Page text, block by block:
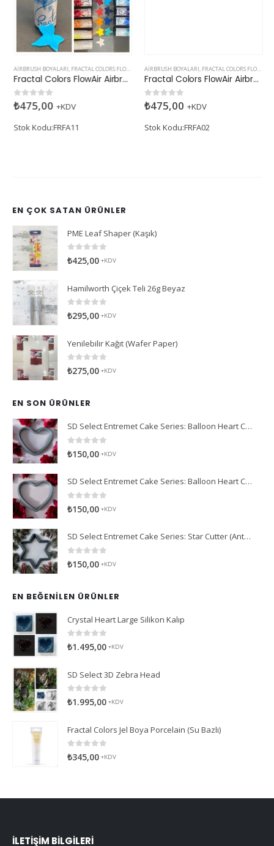
AIRBRUSH BOYALARI, FRACTAL COLORS FLOWAIR SERISI
Fractal Colors FlowAir Airbrush Boyası Sky Blue
05 üzerinden
₺475,00 +KDV
Stok Kodu:FRFA11
AIRBRUSH BOYALARI, FRACTAL COLORS FLOWAIR SERISI
Fractal Colors FlowAir Airbrush Boyası Lemon Yellow
05 üzerinden
₺475,00 +KDV
Stok Kodu:FRFA02
EN ÇOK SATAN ÜRÜNLER
PME Leaf Shaper (Kaşık)
0 5 üzerinden
₺425,00 +KDV
Hamilworth Çiçek Teli 26g Beyaz
0 5 üzerinden
₺295,00 +KDV
Yenilebilir Kağıt (Wafer Paper)
0 5 üzerinden
₺275,00 +KDV
EN SON ÜRÜNLER
SD Select Entremet Cake Series: Balloon Heart Cutter Small Cutter (Antreme Pasta Serisi: Balon Kalp Kesici)
0 5 üzerinden
₺150,00 +KDV
SD Select Entremet Cake Series: Balloon Heart Cutter Cutter (Antreme Pasta Serisi: Balon Kalp Kesici)
0
₺150,00 +KDV
SD Select Entremet Cake Series: Star Cutter (Antreme Pasta Serisi: Yıldız Kesici)
0
₺150,00 +KDV
EN BEĞENILEN ÜRÜNLER
Crystal Heart Large Silikon Kalıp
0 5 üzerinden
₺1.495,00 +KDV
SD Select 3D Zebra Head
0 5 üzerinden
₺1.995,00 +KDV
Fractal Colors Jel Boya Porcelain (Su Bazlı)
05 üzerinden
₺345,00 +KDV
İLETIŞIM BILGILERI